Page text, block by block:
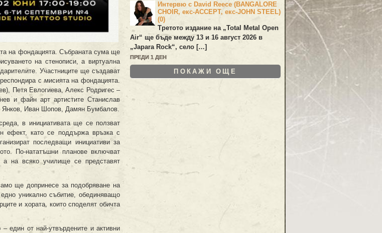
на фондацията. Събраната сума ще
на стенописи, а виртуална
Участниците ще създават
с мисията на фондацията.
Петя Евлогиева, Алекс Родригес –
и файн арт артистите Станислав
Иван Шопов, Дамян Бумбалов.
в инициативата ще се ползват
ефект, като се поддържа връзка с
последващи инициативи за
По-нататъшни планове включват
а на всяко училище се представят
ще допринесе за подобряване на
уникално събитие, обединяващо
и хората, които споделят обичта
един от най-утвърдените и активни
Интервю с David Reece (BANGALORE
CHOIR, екс-ACCEPT, екс-JOHN STEEL)
(0)
Третото издание на „Total Metal Open
Air“ ще бъде между 13 и 16 август 2026 в
„Japara Rock“, село […]
ПРЕДИ 1 ДЕН
ПОКАЖИ ОЩЕ